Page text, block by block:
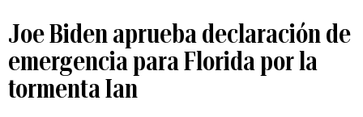
Joe Biden aprueba declaración de
emergencia para Florida por la
tormenta Ian